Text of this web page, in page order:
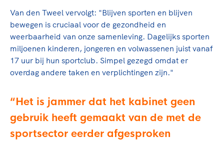
Sport verenigt. Op sportclubs, pleintjes, tijdens
een rondje fietsen, door samen te skaten of naar
de sportschool te gaan. Door samen te juichen
voor Sifan Hassan, Rico Verhoeven, Diede de
Groot en het Nederlands Elftal. Of met trots te
genieten van de karatewedstrijd van je dochter,
hockeywedstrijd van je buurjongen.
Clubondersteuning
Beroepskrachten
Samen voor een veilige
sportomgeving
Voor welk gedrag staat de club? Wat mag wel
langs de lijn, in de kleedkamer, kantine en online?
En wat mag vooral niet? Een gedragscode geeft
hier richting aan en is dus een belangrijk
De TeamNL Academie
De TeamNL Academie biedt een leer- en
ontwikkelprogramma voor de volgende functies
binnen TeamNL programma's: experts, coaches,
toekomstig kader.
Lees verder
Van den Tweel vervolgt: "Blijven sporten en blijven
bewegen is cruciaal voor de gezondheid en
weerbaarheid van onze samenleving. Dagelijks sporten
miljoenen kinderen, jongeren en volwassenen juist vanaf
17 uur bij hun sportclub. Simpel gezegd omdat er
overdag andere taken en verplichtingen zijn."
Het is jammer dat het kabinet geen
gebruik heeft gemaakt van de met de
sportsector eerder afgesproken